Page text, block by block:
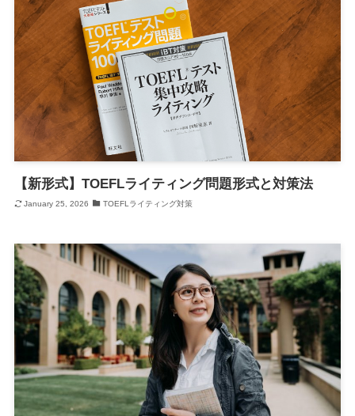
【新形式】TOEFLライティング問題形式と対策法
January 25, 2026 TOEFLライティング対策